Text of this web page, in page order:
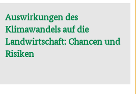
Auswirkungen des
Klimawandels auf die
Landwirtschaft: Chancen und
Risiken